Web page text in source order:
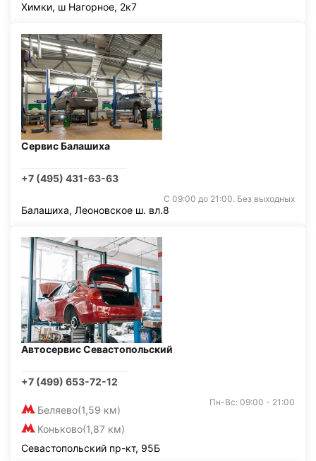
Химки, ш Нагорное, 2к7
Сервис Балашиха
+7 (495) 431-63-63
С 09:00 до 21:00. Без выходных
Балашиха, Леоновское ш. вл.8
Автосервис Севастопольский
+7 (499) 653-72-12
Беляево(1,59 км)
Коньково(1,87 км)
Пн-Вс: 09:00 - 21:00
Севастопольский пр-кт, 95Б